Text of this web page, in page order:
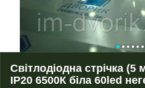
Світлодіодна стрічка (5
ІР20 6500К біла 60led